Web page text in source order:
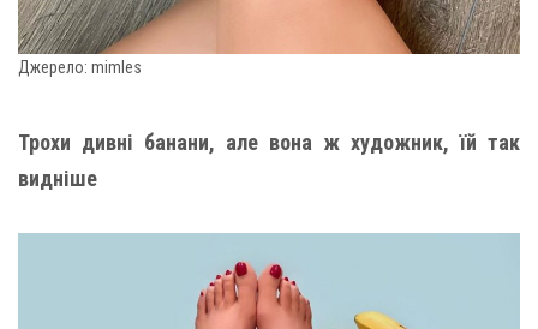
Джерело: mimles
Трохи дивні банани, але вона ж художник, їй так
видніше